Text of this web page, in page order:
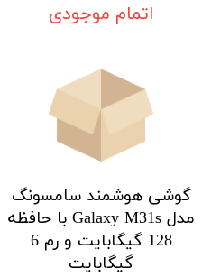
اتمام موجودی
گوشی هوشمند سامسونگ
مدل Galaxy M31s با حافظه
128 گیگابایت و رم 6
گیگابایت